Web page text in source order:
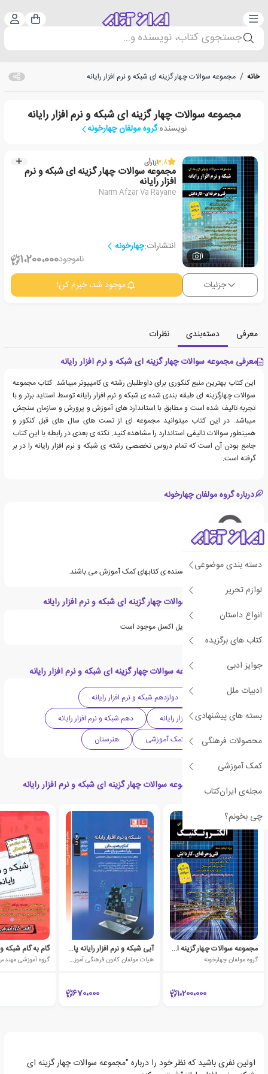
دسته‌بندی سبد
جستجوی کتاب، نویسنده و...
دسته بندی موضوعی
لوازم تحریر
انواع داستان
کتاب های برگزیده
جوایز ادبی
ادبیات ملل
بسته های پیشنهادی
محصولات فرهنگی
کمک آموزشی
مجله‌ی ایران‌کتاب
چی بخونم؟
خانه / مجموعه سوالات چهار گزینه ای شبکه و نرم افزار رایانه
مجموعه سوالات چهار گزینه ای شبکه و نرم افزار رایانه
نویسنده:گروه مولفان چهارخونه
1
3.8از1رأی
مجموعه سوالات چهار گزینه ای شبکه و نرم
افزار رایانه
Narm Afzar Va Rayane
انتشارات:چهارخونه
ناموجود1،200،000
جزئیات موجود شد، خبرم کن!
معرفی دسته‌بندی
نظرات
معرفی مجموعه سوالات چهار گزینه ای شبکه و نرم افزار رایانه
این کتاب بهترین منبع کنکوری برای داوطلبان رشته ی کامپیوتر میباشد. کتاب مجموعه
سوالات چهارگزینه ای طبقه بندی شده ی شبکه و نرم افزار رایانه توسط استاید برتر و با
تجربه تالیف شده است و مطابق با استاندارد های آموزش و پرورش و سازمان سنجش
میباشد. در این کتاب میتوانید مجموعه ای از تست های سال های قبل کنکور و
همینطور سوالات تالیفی استاندارد را مشاهده کنید. نکته ی بعدی در رابطه با این کتاب
جامع بودن آن است که تمام دروس تخصصی رشته ی شبکه و نرم افزار رایانه را در بر
گرفته است.
درباره گروه مولفان چهارخونه
گروه مولفان چهارخونه نویسنده ی کتابهای کمک آموزش می باشند.
ویژگی های مجموعه سوالات چهار گزینه ای شبکه و نرم افزار رایانه
ویژگی های مورد نیاز در فایل اکسل موجود است
دسته بندی های مجموعه سوالات چهار گزینه ای شبکه و نرم افزار رایانه
متوسطه دوم
دوازدهم شبکه و نرم افزار رایانه
یازدهم شبکه و نرم افزار رایانه
دهم شبکه و نرم افزار رایانه
کتاب تست
کمک آموزشی هنرستان
محصولات مرتبط با مجموعه سوالات چهار گزینه ای شبکه و نرم افزار رایانه
مجموعه سوالات چهار گزینه ای الکتروتکنیک
گروه مولفان چهارخونه
1،200،000
آبی شبکه و نرم افزار رایانه پایه دهم و یازدهم کنکور هنرستان
هیات مولفان کانون فرهنگی آموزش (قلم چی)
670،000
گروه آموزشی
اولین نفری باشید که نظر خود را درباره "مجموعه سوالات چهار گزینه ای